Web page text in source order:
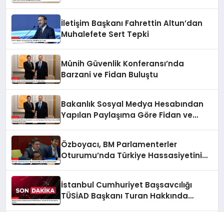
İletişim Başkanı Fahrettin Altun’dan
Muhalefete Sert Tepki
Münih Güvenlik Konferansı’nda
Barzani ve Fidan Buluştu
Bakanlık Sosyal Medya Hesabından
Yapılan Paylaşıma Göre Fidan ve
Özboyacı, BM Parlamenterler
Oturumu’nda Türkiye Hassasiyetini
İstanbul Cumhuriyet Başsavcılığı
TÜSİAD Başkanı Turan Hakkında